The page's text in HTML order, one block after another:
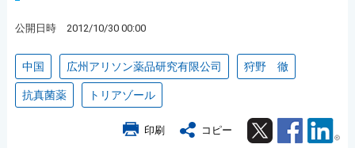
公開日時 2012/10/30 00:00
中国 広州アリソン薬品研究有限公司 狩野 徹
抗真菌薬 トリアゾール
印刷 コピー Twitter Facebook